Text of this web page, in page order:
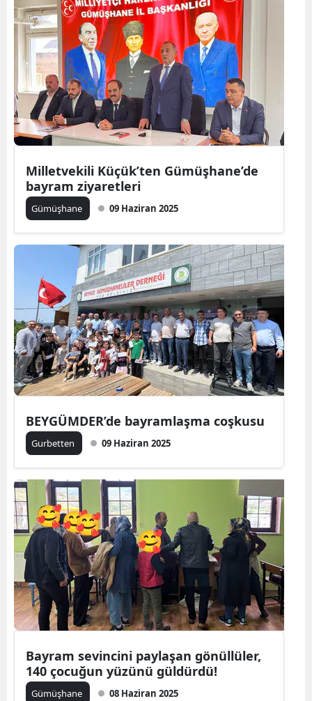
Milletvekili Küçük’ten Gümüşhane’de
bayram ziyaretleri
Gümüşhane 09 Haziran 2025
BEYGÜMDER’de bayramlaşma coşkusu
Gurbetten 09 Haziran 2025
Bayram sevincini paylaşan gönüllüler,
140 çocuğun yüzünü güldürdü!
Gümüşhane 08 Haziran 2025